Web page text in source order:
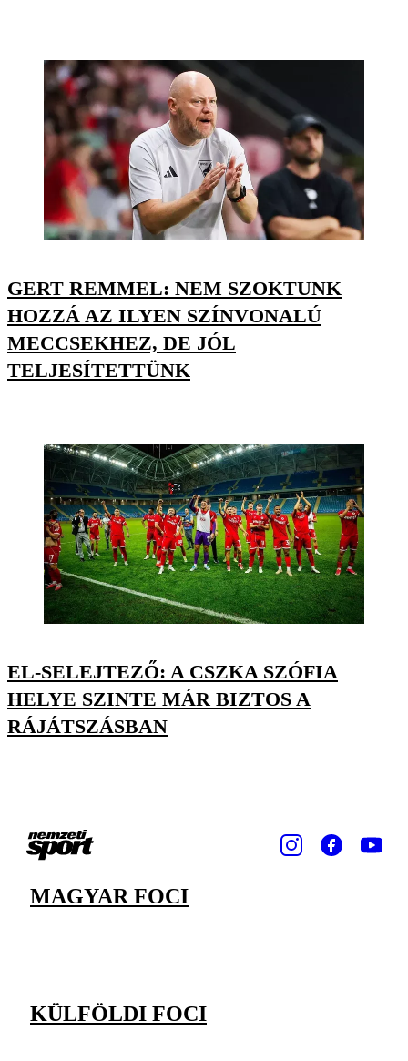
GERT REMMEL: NEM SZOKTUNK
HOZZÁ AZ ILYEN SZÍNVONALÚ
MECCSEKHEZ, DE JÓL
TELJESÍTETTÜNK
EL-SELEJTEZŐ: A CSZKA SZÓFIA
HELYE SZINTE MÁR BIZTOS A
RÁJÁTSZÁSBAN
MAGYAR FOCI
KÜLFÖLDI FOCI